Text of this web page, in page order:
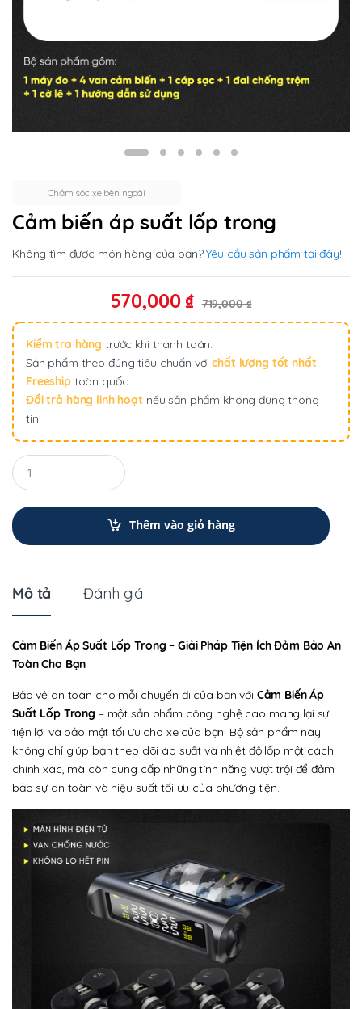
Chăm sóc xe bên ngoài
Cảm biến áp suất lốp trong
Không tìm được món hàng của bạn?Yêu cầu sản phẩm tại đây!
570,000 ₫ 719,000₫
Kiểm tra hàng trước khi thanh toán.
Sản phẩm theo đúng tiêu chuẩn vớichất lượng tốt nhất.
Freeshiptoàn quốc.
Đổi trả hàng linh hoạt nếu sản phẩm không đúng thông
tin.
Q
u
a
t
i
Thêm vào giỏ hàng
Mô tả Đánh giá
Cảm Biến Áp Suất Lốp Trong – Giải Pháp Tiện Ích Đảm Bảo An
Toàn Cho Bạn
Bảo vệ an toàn cho mỗi chuyến đi của bạn với Cảm Biến Áp
Suất Lốp Trong – một sản phẩm công nghệ cao mang lại sự
tiện lợi và bảo mật tối ưu cho xe của bạn. Bộ sản phẩm này
không chỉ giúp bạn theo dõi áp suất và nhiệt độ lốp một cách
chính xác, mà còn cung cấp những tính năng vượt trội để đảm
bảo sự an toàn và hiệu suất tối ưu của phương tiện.